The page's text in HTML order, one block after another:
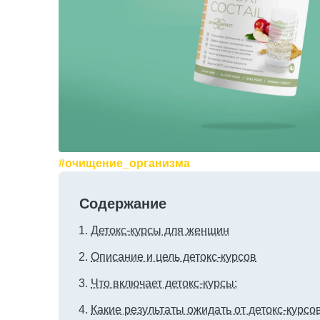
#очищение_организма
Содержание
Детокс-курсы для женщин
Описание и цель детокс-курсов
Что включает детокс-курсы:
Какие результаты ожидать от детокс-